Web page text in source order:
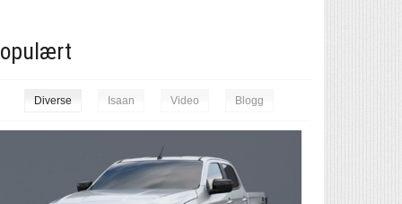
Diverse Isaan Video Blogg